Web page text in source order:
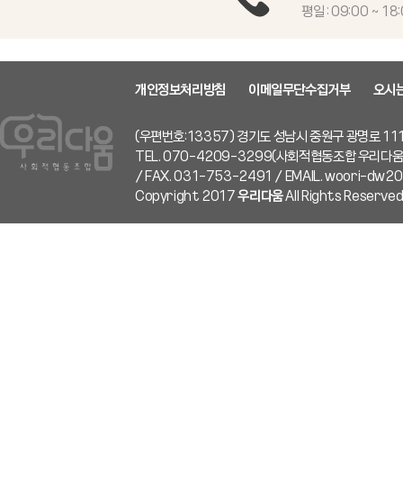
평일 : 09:00 ~
개인정보처리방침 이메일무단수집거부 오시
(우편번호:13357) 경기도 성남시 중원구 광명로
TEL. 070-4209-3299(사회적협동조합 우리다
/ FAX. 031-753-2491 / EMAIL. woori-
Copyright 2017우리다움All Rights